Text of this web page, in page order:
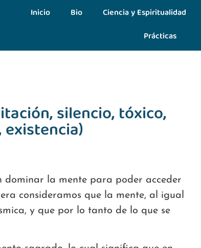
Inicio Bio Ciencia y Espiritualidad
Prácticas
silencio, tóxico,
dominar la mente para poder acceder
consideramos que la mente, al igual
y que por lo tanto de lo que se